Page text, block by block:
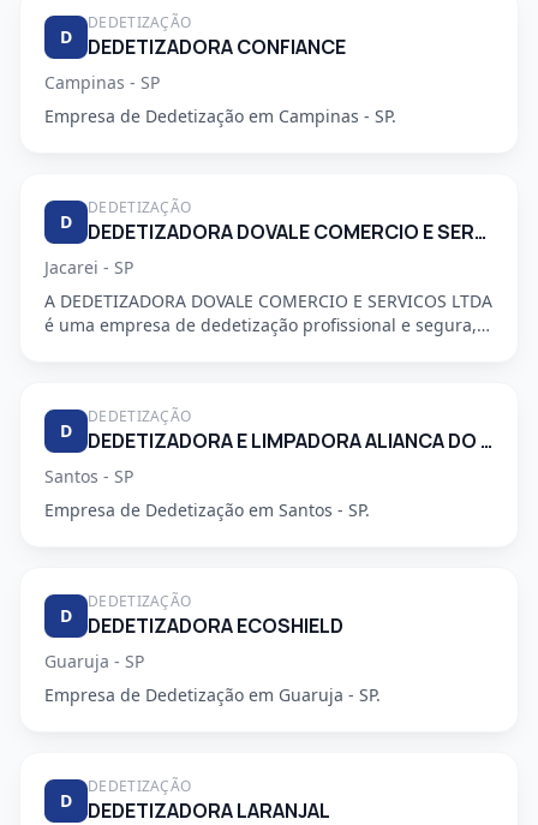
D
DEDETIZAÇÃO
DEDETIZADORA CONFIANCE
Campinas - SP
Empresa de Dedetização em Campinas - SP.
D
DEDETIZAÇÃO
DEDETIZADORA DOVALE COMERCIO E SERVICO LTDA
Jacarei - SP
A DEDETIZADORA DOVALE COMERCIO E SERVICOS LTDA
é uma empresa de dedetização profissional e segura,
D
DEDETIZAÇÃO
DEDETIZADORA E LIMPADORA ALIANCA DO LITORAL LTDA
Santos - SP
Empresa de Dedetização em Santos - SP.
D
DEDETIZAÇÃO
DEDETIZADORA ECOSHIELD
Guaruja - SP
Empresa de Dedetização em Guaruja - SP.
D
DEDETIZAÇÃO
DEDETIZADORA LARANJAL